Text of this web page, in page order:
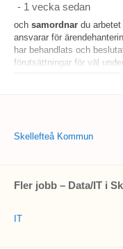
- 1 vecka sedan
och samordnar du
ansvarar för
har behandlats och
förutsättningar för väl
Skellefteå Kommun
Fler jobb – Data/IT i
IT